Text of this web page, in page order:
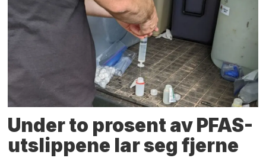
Under to prosent av PFAS-
utslippene lar seg fjerne